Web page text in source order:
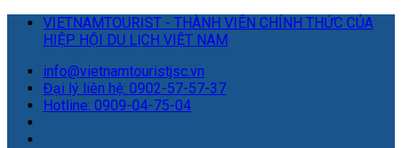
VIETNAMTOURIST - THÀNH VIÊN CHÍNH THỨC CỦA
HIỆP HỘI DU LỊCH VIỆT NAM
info@vietnamtouristjsc.vn
Đại lý liên hệ: 0902-57-57-37
Hotline: 0909-04-75-04